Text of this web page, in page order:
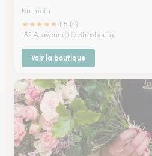
Brumath
★★★★★4.5 (4)
182 A, avenue de Strasbourg
Voir la boutique